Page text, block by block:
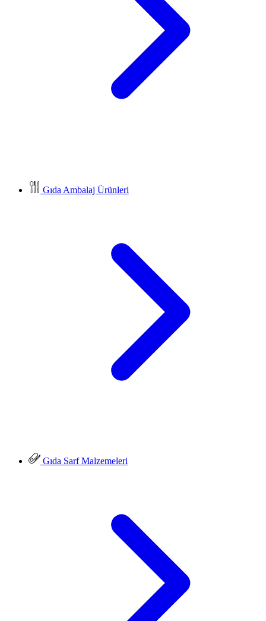
Gıda Ambalaj Ürünleri
Gıda Sarf Malzemeleri